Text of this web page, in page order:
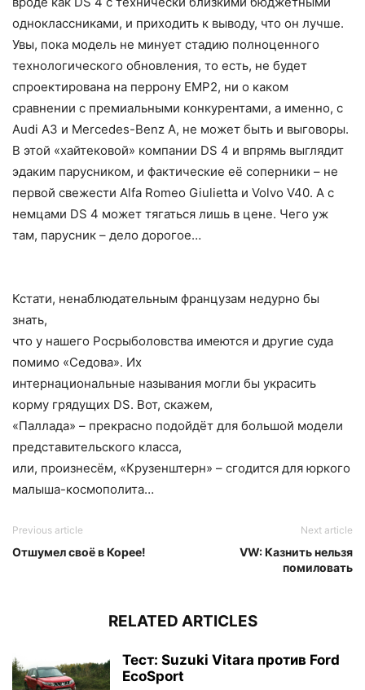
одноклассниками, и приходить к выводу, что он лучше.
Увы, пока модель не минует стадию полноценного
технологического обновления, то есть, не будет
спроектирована на перрону EMP2, ни о каком
сравнении с премиальными конкурентами, а именно, с
Audi A3 и Mercedes-Benz A, не может быть и выговоры.
В этой «хайтековой» компании DS 4 и впрямь выглядит
эдаким парусником, и фактические её соперники – не
первой свежести Alfa Romeo Giulietta и Volvo V40. А с
немцами DS 4 может тягаться лишь в цене. Чего уж
там, парусник – дело дорогое…
Кстати, ненаблюдательным французам недурно бы
знать,
что у нашего Росрыболовства имеются и другие суда
помимо «Седова». Их
интернациональные называния могли бы украсить
корму грядущих DS. Вот, скажем,
«Паллада» – прекрасно подойдёт для большой модели
представительского класса,
или, произнесём, «Крузенштерн» – сгодится для юркого
малыша-космополита…
Previous article
Отшумел своё в Корее!
Next article
VW: Казнить нельзя
помиловать
RELATED ARTICLES
Тест: Suzuki Vitara против Ford
EcoSport